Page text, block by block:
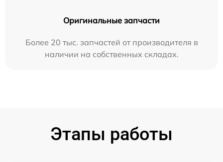
Оригинальные запчасти
Более 20 тыс. запчастей от производителя в
наличии на собственных складах.
Этапы работы